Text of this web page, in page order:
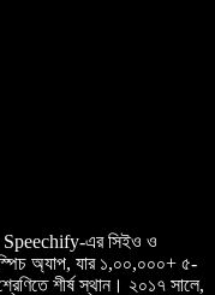
Speechify-এর সিইও ও
অ্যাপ, যার ১,০০,০০০+ ৫-
শীর্ষ স্থান। ২০১৭ সালে,